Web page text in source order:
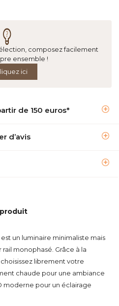
composez facilement
ensemble !
ici
de 150 euros*
d’avis
est un luminaire minimaliste mais
monophasé. Grâce à la
choisissez librement votre
chaude pour une ambiance
moderne pour un éclairage